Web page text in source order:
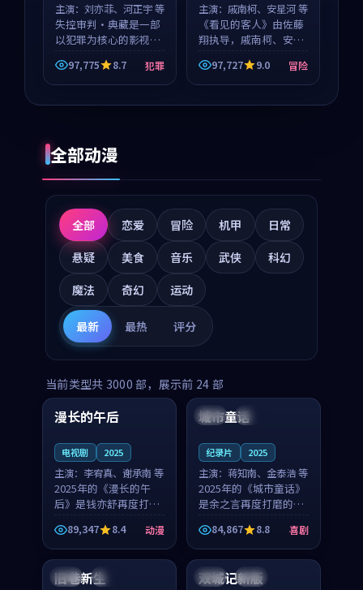
主演： 刘亦菲、河正宇 等
失控审判·典藏是一部
以犯罪为核心的影视作
品，围绕危机、反转与
人物成长展开，整体节
奏紧凑，值得推荐观
97,775 8.7 犯罪
主演： 戚南柯、安星河 等
《看见的客人》由佐藤
翔执导，戚南柯、安星
河领衔主演，是一部
2018年上映的泰国冒险
动漫。影片以海岸抒情
97,727 9.0 冒险
全部动漫
全部 恋爱 冒险 机甲
日常
悬疑
美食 音乐 武侠
科幻
魔法
奇幻 运动
最新 最热 评分
当前类型共 3000 部，展示前 24 部
中国 高分
99:16
漫长的午后
电视剧 2025
主演： 李宥真、谢承南 等
2025年的《漫长的午
后》是钱亦舒再度打磨
的动漫佳作。中国大陆
的取景与海岛日常的氛
围相互成就，李宥真与
谢承南的对手戏自然克
制，让整部影片在悬念
89,347 8.4 动漫
美国 院线
城市童话
纪录片 2025
主演： 蒋知南、金泰浩 等
2025年的《城市童话》
是余之言再度打磨的喜
剧佳作。美国的取景与
历史战争的氛围相互成
就，蒋知南与金泰浩的
对手戏自然克制，让整
部影片在悬念与温度
84,867 8.8 喜剧
英国 完结
旧巷新生 中国 独播
双城记新版